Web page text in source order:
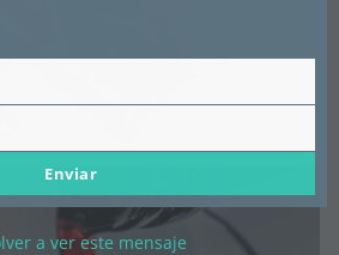
Enviar
a ver este mensaje